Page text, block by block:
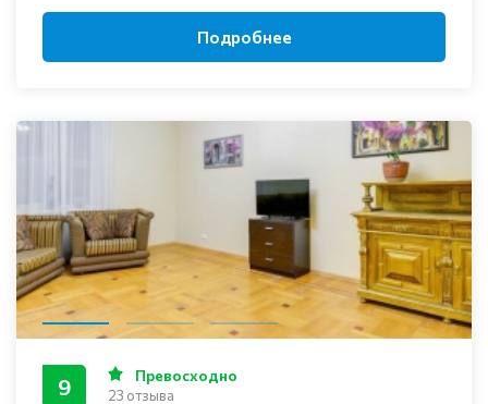
Подробнее
9 Превосходно
23 отзыва